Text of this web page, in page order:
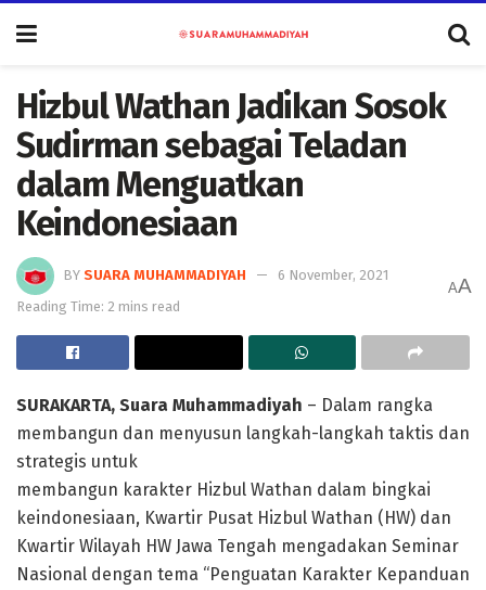
Hizbul Wathan Jadikan Sosok
Sudirman sebagai Teladan
dalam Menguatkan
Keindonesiaan
BY SUARA MUHAMMADIYAH
6 November, 2021
Reading Time: 2 mins read
AA
SURAKARTA, Suara Muhammadiyah – Dalam rangka
membangun dan menyusun langkah-langkah taktis dan
strategis untuk
membangun karakter Hizbul Wathan dalam bingkai
keindonesiaan, Kwartir Pusat Hizbul Wathan (HW) dan
Kwartir Wilayah HW Jawa Tengah mengadakan Seminar
Nasional dengan tema “Penguatan Karakter Kepanduan